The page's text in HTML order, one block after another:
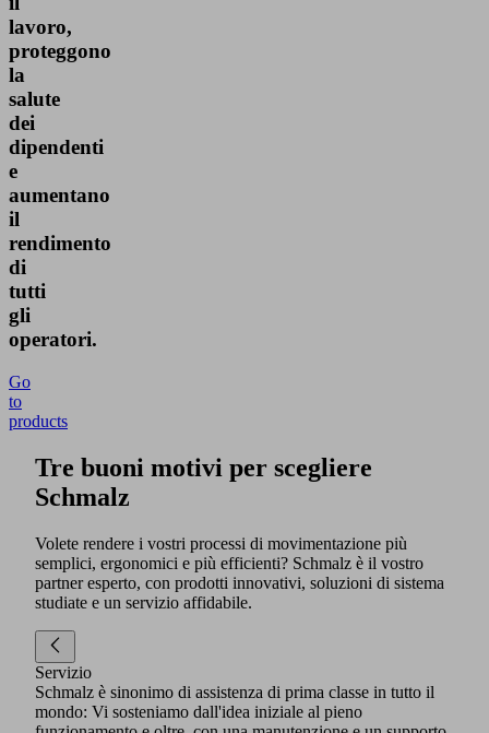
lavoro,
proteggono
la
salute
dei
dipendenti
e
aumentano
il
rendimento
di
tutti
gli
operatori.
Go
to
products
Tre buoni motivi per scegliere
Schmalz
Volete rendere i vostri processi di movimentazione più
semplici, ergonomici e più efficienti? Schmalz è il vostro
partner esperto, con prodotti innovativi, soluzioni di sistema
studiate e un servizio affidabile.
Servizio
Schmalz è sinonimo di assistenza di prima classe in tutto il
mondo: Vi sosteniamo dall'idea iniziale al pieno